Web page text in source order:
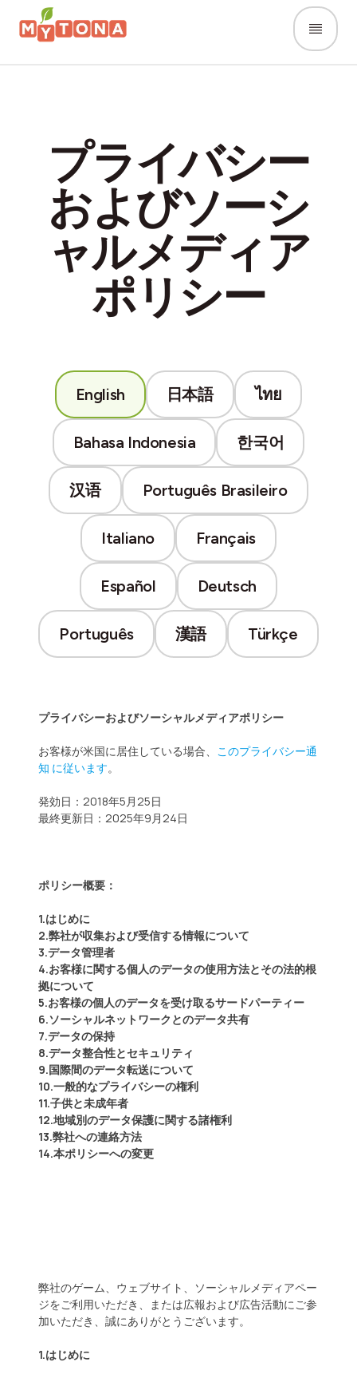
プライバシー
およびソーシ
ャルメディア
ポリシー
English 日本語 ไทย
Bahasa Indonesia 한국어
汉语 Português Brasileiro
Italiano Français
Español Deutsch
Português 漢語 Türkçe
プライバシーおよびソーシャルメディアポリシー
お客様が米国に居住している場合、 このプライバシー通
知 に従います。
発効日：2018年5月25日
最終更新日：2025年9月24日
ポリシー概要：
1.はじめに
2.弊社が収集および受信する情報について
3.データ管理者
4.お客様に関する個人のデータの使用方法とその法的根
拠について
5.お客様の個人のデータを受け取るサードパーティー
6.ソーシャルネットワークとのデータ共有
7.データの保持
8.データ整合性とセキュリティ
9.国際間のデータ転送について
10.一般的なプライバシーの権利
11.子供と未成年者
12.地域別のデータ保護に関する諸権利
13.弊社への連絡方法
14.本ポリシーへの変更
弊社のゲーム、ウェブサイト、ソーシャルメディアペー
ジをご利用いただき、または広報および広告活動にご参
加いただき、誠にありがとうございます。
1.はじめに